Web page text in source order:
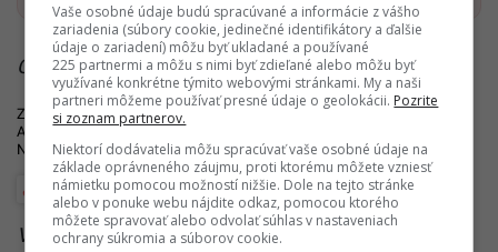
Čítaj viac z kategórie:Životné prostredie
Zdroje: The Independent,Shark Allies The Guardian YouTube,YouTube
Animals Asia,National Geographic
National Geographic
Počasie Životné prostredie
Viac k téme:Čína , farmy,fin soup
Vaše osobné údaje budú spracúvané a informácie z vášho
zariadenia (súbory cookie, jedinečné identifikátory a ďalšie
údaje o zariadení) môžu byť ukladané a používané
225 partnermi a môžu s nimi byť zdieľané alebo môžu byť
využívané konkrétne týmito webovými stránkami. My a naši
partneri môžeme používať presné údaje o geolokácii. Pozrite
si zoznam partnerov.
Niektorí dodávatelia môžu spracúvať vaše osobné údaje na
základe oprávneného záujmu, proti ktorému môžete vzniesť
námietku pomocou možností nižšie. Dole na tejto stránke
alebo v ponuke webu nájdite odkaz, pomocou ktorého
môžete spravovať alebo odvolať súhlas v nastaveniach
ochrany súkromia a súborov cookie.